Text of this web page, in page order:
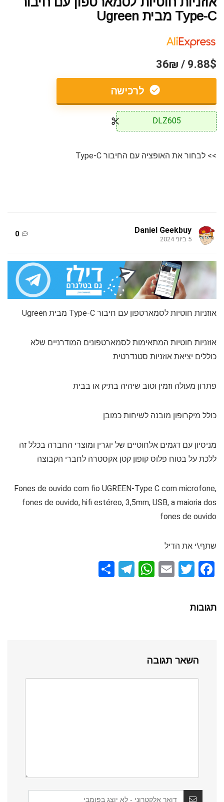
Type-C מבית Ugreen
9.88$ / 36₪
לרכישה
DLZ605
>> לבחור את האופציה עם החיבור Type-C
Daniel Geekbuy
5 ביוני 2024
0
אוזניות חוטיות לסמארטפון עם חיבור Type-C מבית Ugreen
אוזניות חוטיות המתאימות לסמארטפונים המודרניים שלא
כוללים יציאת אוזניות סטנדרטית
פתרון מעולה וזמין וטוב שיהיה בתיק או בבית
כולל מיקרופון מובנה לשיחות כמובן
מניסיון עם דגמים אלחוטיים של יוגרין ומוצרי החברה בכלל זה
ללכת על בטוח פלוס קופון קטן אקסטרה לחברי הקבוצה
Fones de ouvido com fio UGREEN-Type C com microfone,
fones de ouvido, hifi estéreo, 3,5mm, USB, a maioria dos
fones de ouvido
שתף\י את הדיל
F
ce
b
k
T
E
W
T
תגובות
השאר תגובה